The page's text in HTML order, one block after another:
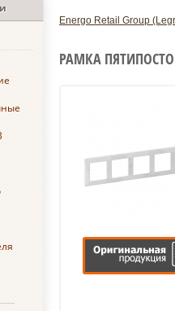
Energo Retail Group
РАМКА